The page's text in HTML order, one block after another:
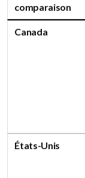
comparaison
Canada
États-Unis